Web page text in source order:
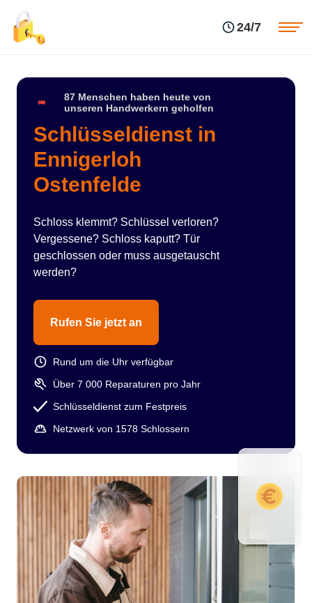
24/7
87 Menschen haben heute von
unseren Handwerkern geholfen
Schlüsseldienst in
Ennigerloh
Ostenfelde
Schloss klemmt? Schlüssel verloren?
Vergessene? Schloss kaputt? Tür
geschlossen oder muss ausgetauscht
werden?
Rufen Sie jetzt an
Rund um die Uhr verfügbar
Über 7 000 Reparaturen pro Jahr
Schlüsseldienst zum Festpreis
Netzwerk von 1578 Schlossern